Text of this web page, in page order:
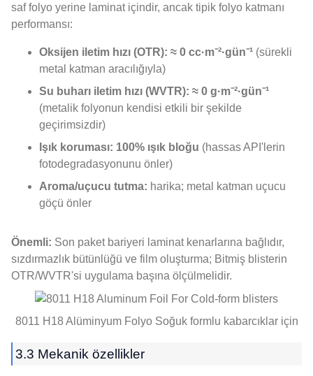
saf folyo yerine laminat içindir, ancak tipik folyo katmanı
performansı:
Oksijen iletim hızı (OTR): ≈ 0 cc·m⁻²·gün⁻¹ (sürekli
metal katman aracılığıyla)
Su buharı iletim hızı (WVTR): ≈ 0 g·m⁻²·gün⁻¹
(metalik folyonun kendisi etkili bir şekilde
geçirimsizdir)
Işık koruması: 100% ışık bloğu (hassas API'lerin
fotodegradasyonunu önler)
Aroma/uçucu tutma: harika; metal katman uçucu
göçü önler
Önemli: Son paket bariyeri laminat kenarlarına bağlıdır,
sızdırmazlık bütünlüğü ve film oluşturma; Bitmiş blisterin
OTR/WVTR'si uygulama başına ölçülmelidir.
8011 H18 Alüminyum Folyo Soğuk formlu kabarcıklar için
3.3 Mekanik özellikler